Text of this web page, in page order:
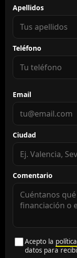
Apellidos
Teléfono
Email
Ciudad
Comentario
Acepto la
datos para